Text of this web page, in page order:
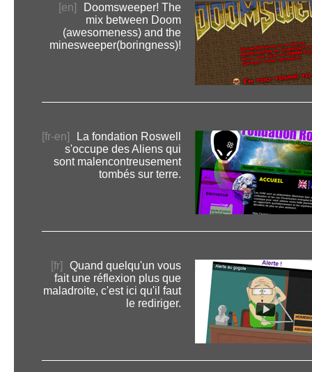
[en]
Doomsweeper! The
mix between Doom
(awesomeness) and the
minesweeper(boringness)!
[fr-en]
La fondation Roswell
s'occupe des Aliens qui
sont malencontreusement
tombés sur terre.
[fr]
Quand quelqu'un vous
fait une réflexion plus que
maladroite, c'est ici qu'il faut
le rediriger.